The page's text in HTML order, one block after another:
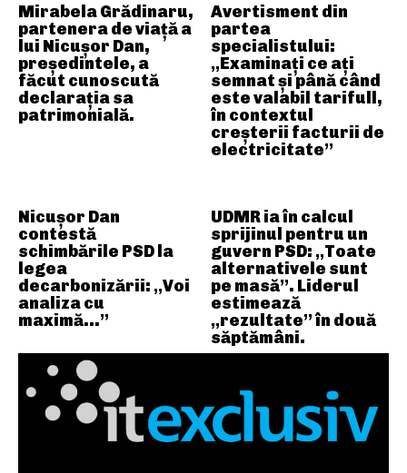
Mirabela Grădinaru,
partenera de viață a
lui Nicușor Dan,
președintele, a
făcut cunoscută
declarația sa
patrimonială.
Avertisment din
partea
specialistului:
„Examinați ce ați
semnat și până când
este valabil tarifull,
în contextul
creșterii facturii de
electricitate”
Nicușor Dan
contestă
schimbările PSD la
legea
decarbonizării: „Voi
analiza cu
maximă…”
UDMR ia în calcul
sprijinul pentru un
guvern PSD: „Toate
alternativele sunt
pe masă”. Liderul
estimează
„rezultate” în două
săptămâni.